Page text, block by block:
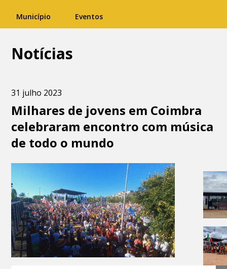
Município Eventos
Notícias
31 julho 2023
Milhares de jovens em Coimbra
celebraram encontro com música
de todo o mundo